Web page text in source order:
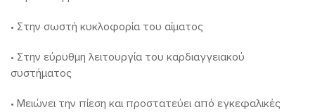
• Στην σωστή κυκλοφορία του αίματος
• Στην εύρυθμη λειτουργία του καρδιαγγειακού
συστήματος
• Μειώνει την πίεση και προστατεύει από εγκεφαλικές